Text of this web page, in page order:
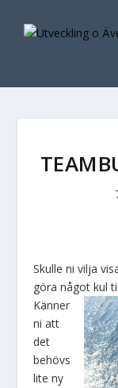
Skulle ni vilja
göra något kul
Känner
ni att
det
behövs
lite ny